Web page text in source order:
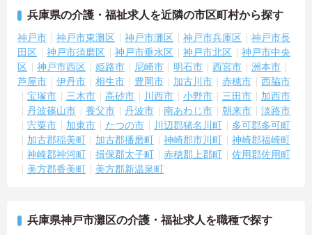
【専門資格を活かした収入アップと明確なキャリア形成が期待でき
ます】
・資格手当が支給されるほか、年2回の評価面談で個人の頑張りが給
与に還元される仕組みが整っています
・サービス提供責任者や管理者へのキャリアアップも目指せます
【IT化と手厚いフォロー体制により、業務のストレスを軽減できま
す】
・記録票の提出やシフト確認をすべてスマートフォンで行えるた
め、手書きの書類作成や事業所への移動の手間が省けケア業務に集
中できます
・定期的な面談を通じて上司がフォローする体制があり、訪問介護
でありながら孤立することなくチームの支援を受けながら業務に取
兵庫県の介護・福祉求人を近隣の市区町村から探す
神戸市 神戸市東灘区 神戸市灘区 神戸市兵庫区
神戸市長
田区
神戸市須磨区 神戸市垂水区 神戸市北区
神戸市中央
区
神戸市西区 姫路市 尼崎市 明石市 西宮市
洲本市
芦屋市
伊丹市 相生市 豊岡市 加古川市 赤穂市
西脇市
宝塚市
三木市 高砂市 川西市 小野市 三田市
加西市
丹波篠山市
養父市 丹波市 南あわじ市 朝来市
淡路市
宍粟市
加東市 たつの市 川辺郡猪名川町
多可郡多可町
加古郡稲美町
加古郡播磨町 神崎郡市川町
神崎郡福崎町
神崎郡神河町
揖保郡太子町 赤穂郡上郡町
佐用郡佐用町
美方郡香美町
美方郡新温泉町
兵庫県神戸市灘区の介護・福祉求人を職種で探す